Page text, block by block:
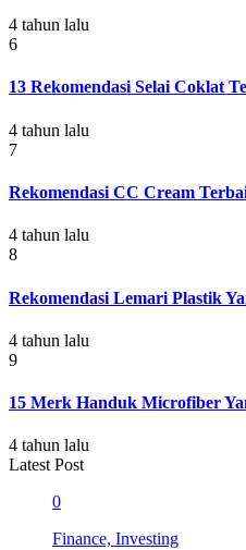
4 tahun lalu
6
13 Rekomendasi Selai Coklat
4 tahun lalu
7
Rekomendasi CC Cream
4 tahun lalu
8
Rekomendasi Lemari Plastik
4 tahun lalu
9
15 Merk Handuk Microfiber
4 tahun lalu
Latest Post
0
Finance, Investing